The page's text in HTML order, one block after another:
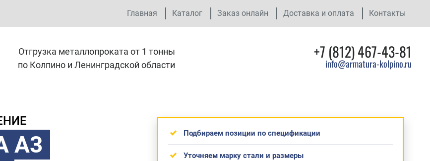
Главная Каталог Заказ онлайн Доставка и оплата Контакты
Отгрузка металлопроката от 1 тонны
по Колпино и Ленинградской области
+7 (812) 467-43-81
info@armatura-kolpino.ru
А3 Подбираем позиции по спецификации
Уточняем марку стали и размеры